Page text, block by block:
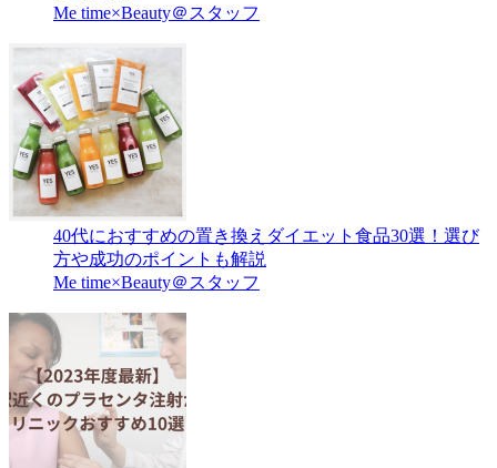
Me time×Beauty＠スタッフ
40代におすすめの置き換えダイエット食品30選！選び
方や成功のポイントも解説
Me time×Beauty＠スタッフ